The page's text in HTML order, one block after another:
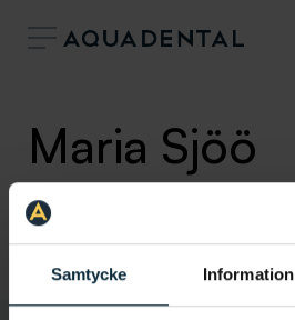
Samtycke Information
Maria Sjöö
Allmäntandläkare
Klinik: